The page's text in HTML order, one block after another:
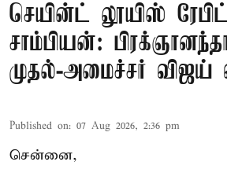
செயின்ட் லூயிஸ்
சாம்பியன்:
முதல்-அமைச்சர் விஜய்
Published on: 07 Aug 2026, 2:36 pm
சென்னை,